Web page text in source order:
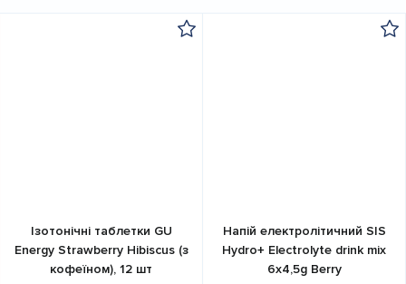
Ізотонічні таблетки GU
Energy Strawberry Hibiscus (з
кофеїном), 12 шт
Напій електролітичний SIS
Hydro+ Electrolyte drink mix
6x4,5g Berry